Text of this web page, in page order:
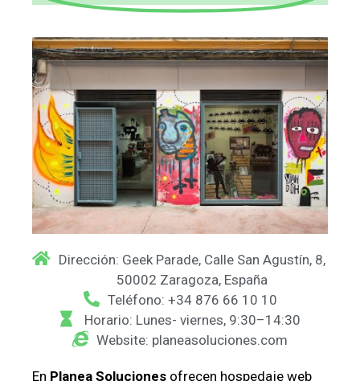
Dirección: Geek Parade, Calle San Agustín, 8,
50002 Zaragoza, España
Teléfono: +34 876 66 10 10
Horario: Lunes- viernes, 9:30–14:30
Website: planeasoluciones.com
En Planea Soluciones ofrecen hospedaje web